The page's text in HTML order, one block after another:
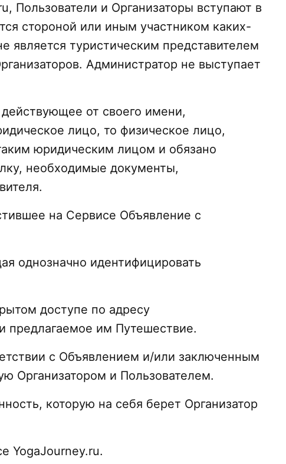
Пользователи и Организаторы вступают в
стороной или иным участником каких-
туристическим представителем
Администратор не выступает
от своего имени,
лицо, то физическое лицо,
юридическим лицом и обязано
необходимые документы,
на Сервисе Объявление с
однозначно идентифицировать
доступе по адресу
предлагаемое им Путешествие.
с Объявлением и/или заключенным
Организатором и Пользователем.
которую на себя берет Организатор
YogaJourney.ru.